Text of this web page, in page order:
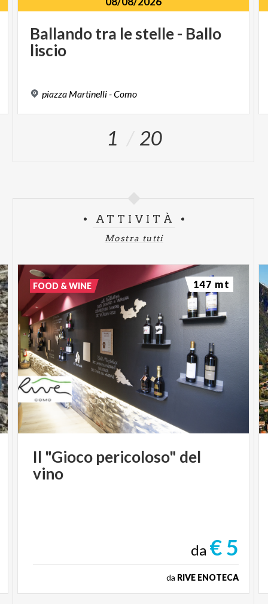
Ballandotra lestelle- Ballo
liscio
piazza Martinelli-Como
1 20
ATTIVITÀ
Mostra tutti
Il "Gioco pericoloso" del
vino
da € 5
da RIVE ENOTECA
FOOD & WINE 147 mt